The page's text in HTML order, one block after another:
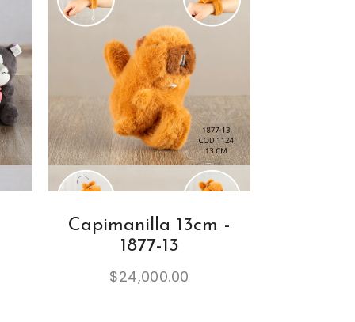
Capimanilla 13cm -
1877-13
$24,000.00